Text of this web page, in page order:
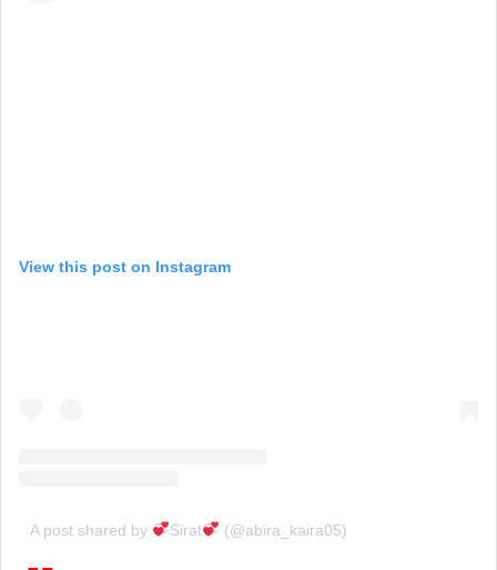
View this post on Instagram
A post shared by Sirat (@abira_kaira05)